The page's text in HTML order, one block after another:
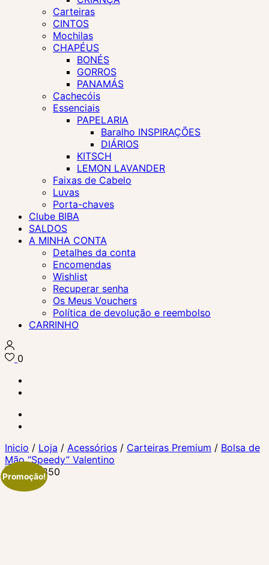
Carteiras
CINTOS
Mochilas
CHAPÉUS
BONÉS
GORROS
PANAMÁS
Cachecóis
Essenciais
PAPELARIA
Baralho INSPIRAÇÕES
DIÁRIOS
KITSCH
LEMON LAVANDER
Faixas de Cabelo
Luvas
Porta-chaves
Clube BIBA
SALDOS
A MINHA CONTA
Detalhes da conta
Encomendas
Wishlist
Recuperar senha
Os Meus Vouchers
Política de devolução e reembolso
CARRINHO
0
Inicio / Loja / Acessórios / Carteiras Premium / Bolsa de
Mão “Speedy” Valentino
Promoção!